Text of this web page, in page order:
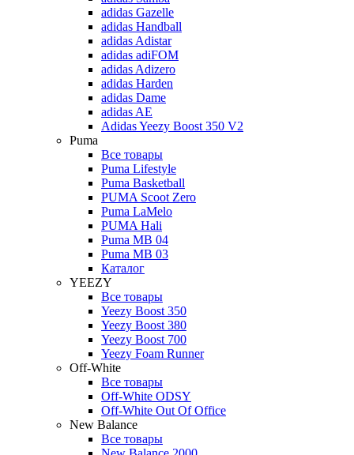
adidas Gazelle
adidas Handball
adidas Adistar
adidas adiFOM
adidas Adizero
adidas Harden
adidas Dame
adidas AE
Adidas Yeezy Boost 350 V2
Puma
Все товары
Puma Lifestyle
Puma Basketball
PUMA Scoot Zero
Puma LaMelo
PUMA Hali
Puma MB 04
Puma MB 03
Каталог
YEEZY
Все товары
Yeezy Boost 350
Yeezy Boost 380
Yeezy Boost 700
Yeezy Foam Runner
Off-White
Все товары
Off-White ODSY
Off-White Out Of Office
New Balance
Все товары